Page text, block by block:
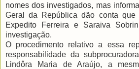
nomes dos investigados, mas
Geral da República dão conta que
Expedito Ferreira e Saraiva
investigação.
O procedimento relativo a essa
responsabilidade da
Lindôra Maria de Araújo, a